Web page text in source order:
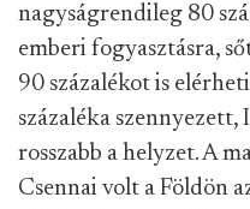
nagyságrendileg 80
emberi fogyasztásra,
90 százalékot is
százaléka szennyezett,
rosszabb a helyzet. A
Csennai volt a Földön